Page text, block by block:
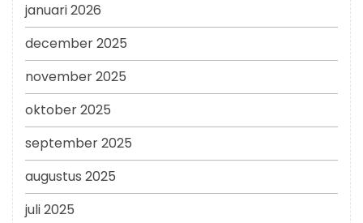
januari 2026
december 2025
november 2025
oktober 2025
september 2025
augustus 2025
juli 2025